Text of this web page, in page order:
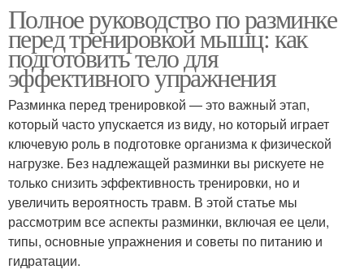
Полное руководство по разминке
перед тренировкой мышц: как
подготовить тело для
эффективного упражнения
Разминка перед тренировкой — это важный этап,
который часто упускается из виду, но который играет
ключевую роль в подготовке организма к физической
нагрузке. Без надлежащей разминки вы рискуете не
только снизить эффективность тренировки, но и
увеличить вероятность травм. В этой статье мы
рассмотрим все аспекты разминки, включая ее цели,
типы, основные упражнения и советы по питанию и
гидратации.